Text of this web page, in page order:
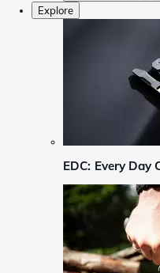
Explore
EDC: Every Day